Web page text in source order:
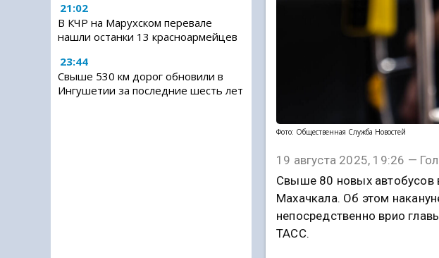
21:02
В КЧР на Марухском перевале
нашли останки 13 красноармейцев
23:44
Свыше 530 км дорог обновили в
Ингушетии за последние шесть лет
Фото: Общественная Служба Новостей
19 августа 2025, 19:26 —
Свыше 80 новых автобусов
Махачкала. Об этом
непосредственно врио
ТАСС.